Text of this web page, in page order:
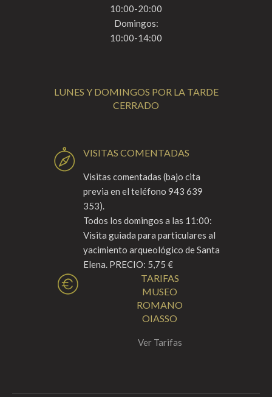
10:00-20:00
Domingos:
10:00-14:00
LUNES Y DOMINGOS POR LA TARDE
CERRADO
VISITAS COMENTADAS
Visitas comentadas (bajo cita
previa en el teléfono 943 639
353).
Todos los domingos a las 11:00:
Visita guiada para particulares al
yacimiento arqueológico de Santa
Elena. PRECIO: 5,75 €
TARIFAS
MUSEO
ROMANO
OIASSO
Ver Tarifas